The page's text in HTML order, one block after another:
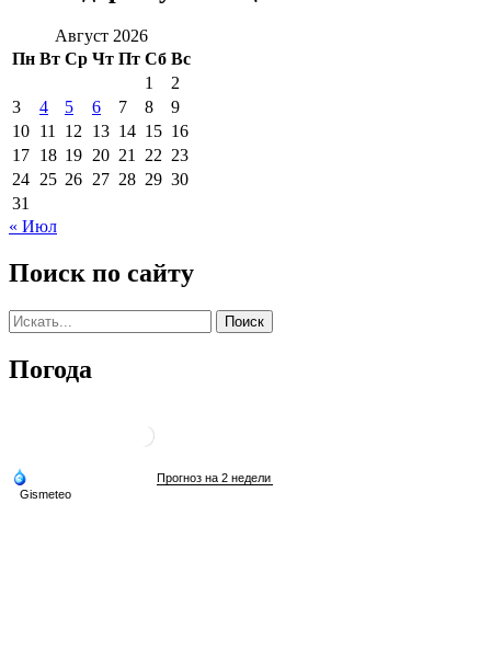
Август 2026
Пн Вт Ср Чт Пт Сб Вс
1
2
3
4 5 6 7 8
9
10 11 12 13 14 15 16
17 18 19 20 21 22 23
24 25 26 27 28 29 30
31
« Июл
Поиск по сайту
Погода